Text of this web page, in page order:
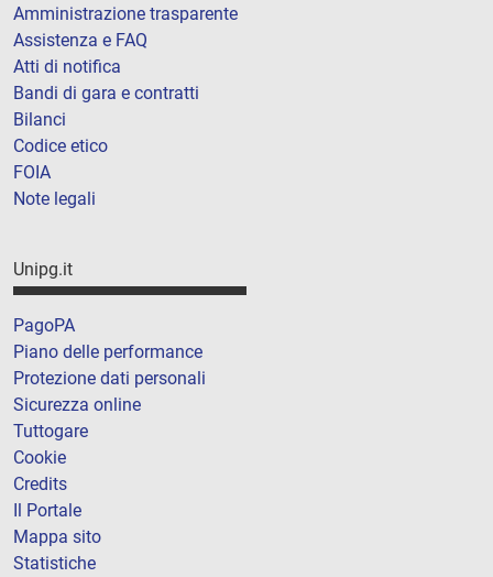
Amministrazione trasparente
Assistenza e FAQ
Atti di notifica
Bandi di gara e contratti
Bilanci
Codice etico
FOIA
Note legali
Unipg.it
PagoPA
Piano delle performance
Protezione dati personali
Sicurezza online
Tuttogare
Cookie
Credits
Il Portale
Mappa sito
Statistiche